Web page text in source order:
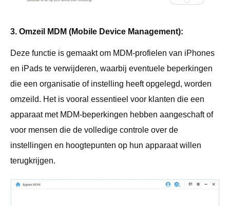
3. Omzeil MDM (Mobile Device Management):
Deze functie is gemaakt om MDM-profielen van iPhones
en iPads te verwijderen, waarbij eventuele beperkingen
die een organisatie of instelling heeft opgelegd, worden
omzeild. Het is vooral essentieel voor klanten die een
apparaat met MDM-beperkingen hebben aangeschaft of
voor mensen die de volledige controle over de
instellingen en hoogtepunten op hun apparaat willen
terugkrijgen.